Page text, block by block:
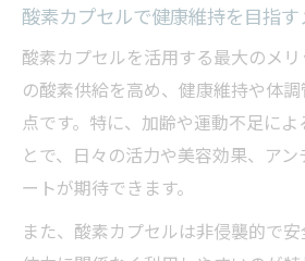
酸素カプセルで健康維持を目指
酸素カプセルを活用する最大のメ
の酸素供給を高め、健康維持や体
点です。特に、加齢や運動不足に
とで、日々の活力や美容効果、ア
ートが期待できます。
また、酸素カプセルは非侵襲的で